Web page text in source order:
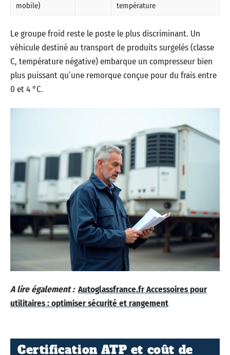
mobile)
température
Le groupe froid reste le poste le plus discriminant. Un
véhicule destiné au transport de produits surgelés (classe
C, température négative) embarque un compresseur bien
plus puissant qu’une remorque conçue pour du frais entre
0 et 4 °C.
A lire également : Autoglassfrance.fr Accessoires pour
utilitaires : optimiser sécurité et rangement
Certification ATP et coût de